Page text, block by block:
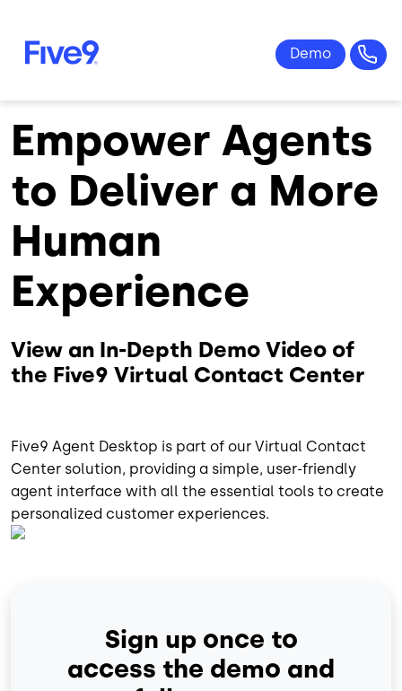
Empower Agents
to Deliver a More
Human
Experience
View an In-Depth Demo Video of
the Five9 Virtual Contact Center
Five9 Agent Desktop is part of our Virtual Contact
Center solution, providing a simple, user-friendly
agent interface with all the essential tools to create
personalized customer experiences.
Sign up once to
access the demo and